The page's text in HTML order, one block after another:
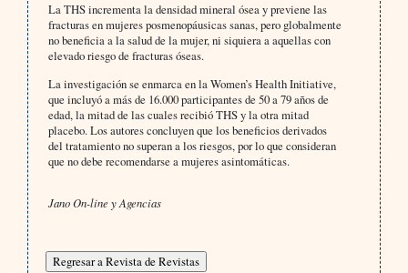
La THS incrementa la densidad mineral ósea y previene las
fracturas en mujeres posmenopáusicas sanas, pero globalmente
no beneficia a la salud de la mujer, ni siquiera a aquellas con
elevado riesgo de fracturas óseas.
La investigación se enmarca en la Women’s Health Initiative,
que incluyó a más de 16.000 participantes de 50 a 79 años de
edad, la mitad de las cuales recibió THS y la otra mitad
placebo. Los autores concluyen que los beneficios derivados
del tratamiento no superan a los riesgos, por lo que consideran
que no debe recomendarse a mujeres asintomáticas.
Jano On-line y Agencias